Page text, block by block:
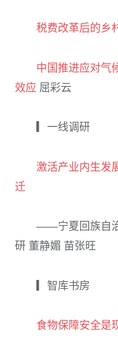
税费改革后的乡
中国推进应对气
效应 屈彩云
▎一线调研
激活产业内生发
迁
——宁夏回族自
研 董静媚 苗张旺
▎智库书房
食物保障安全是